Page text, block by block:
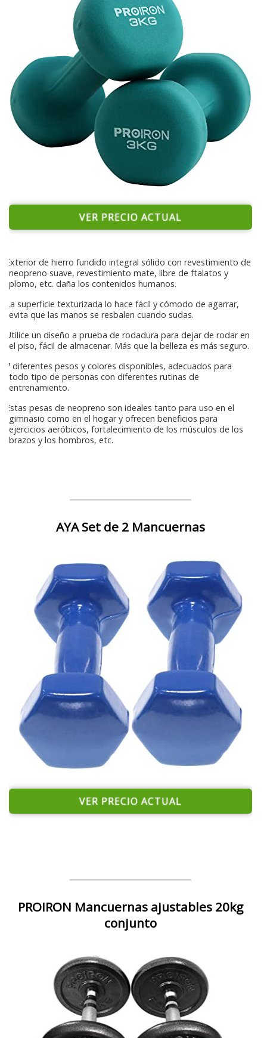
VER PRECIO ACTUAL
Exterior de hierro fundido integral sólido con revestimiento de
neopreno suave, revestimiento mate, libre de ftalatos y
plomo, etc. daña los contenidos humanos.
La superficie texturizada lo hace fácil y cómodo de agarrar,
evita que las manos se resbalen cuando sudas.
Utilice un diseño a prueba de rodadura para dejar de rodar en
el piso, fácil de almacenar. Más que la belleza es más seguro.
7 diferentes pesos y colores disponibles, adecuados para
todo tipo de personas con diferentes rutinas de
entrenamiento.
Estas pesas de neopreno son ideales tanto para uso en el
gimnasio como en el hogar y ofrecen beneficios para
ejercicios aeróbicos, fortalecimiento de los músculos de los
brazos y los hombros, etc.
AYA Set de 2 Mancuernas
VER PRECIO ACTUAL
PROIRON Mancuernas ajustables 20kg
conjunto